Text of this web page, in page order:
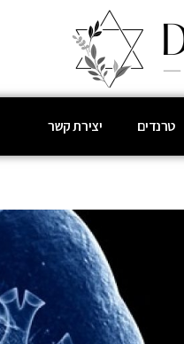
טרנדים יצירת קשר